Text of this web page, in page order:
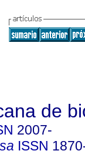
de
2007-
ISSN